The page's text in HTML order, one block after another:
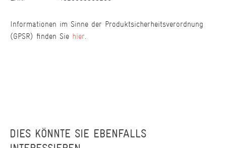
Informationen im Sinne der Produktsicherheitsverordnung
(GPSR) finden Sie hier
DIES KÖNNTE SIE EBENFALLS